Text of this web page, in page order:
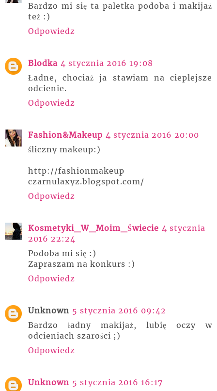
Bardzo mi się ta paletka podoba i makijaż
też :)
Odpowiedz
Blodka 4 stycznia 2016 19:08
Ładne, chociaż ja stawiam na cieplejsze
odcienie.
Odpowiedz
Fashion&Makeup 4 stycznia 2016 20:00
śliczny makeup:)
http://fashionmakeup-
czarnulaxyz.blogspot.com/
Odpowiedz
Kosmetyki_W_Moim_Świecie 4 stycznia
2016 22:24
Podoba mi się :)
Zapraszam na konkurs :)
Odpowiedz
Unknown 5 stycznia 2016 09:42
Bardzo ładny makijaż, lubię oczy w
odcieniach szarości ;)
Odpowiedz
Unknown 5 stycznia 2016 16:17